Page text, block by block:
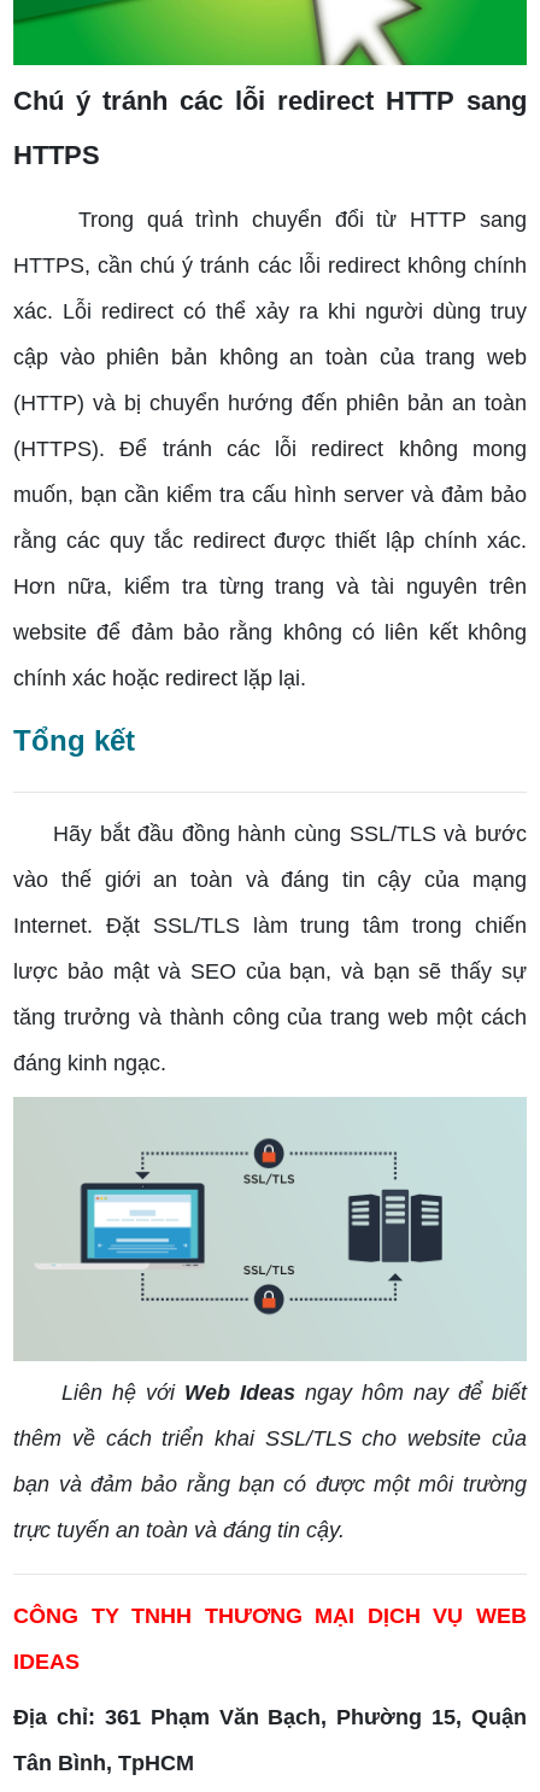
Chú ý tránh các lỗi redirect HTTP sang
HTTPS
Trong quá trình chuyển đổi từ HTTP sang
HTTPS, cần chú ý tránh các lỗi redirect không chính
xác. Lỗi redirect có thể xảy ra khi người dùng truy
cập vào phiên bản không an toàn của trang web
(HTTP) và bị chuyển hướng đến phiên bản an toàn
(HTTPS). Để tránh các lỗi redirect không mong
muốn, bạn cần kiểm tra cấu hình server và đảm bảo
rằng các quy tắc redirect được thiết lập chính xác.
Hơn nữa, kiểm tra từng trang và tài nguyên trên
website để đảm bảo rằng không có liên kết không
chính xác hoặc redirect lặp lại.
Tổng kết
Hãy bắt đầu đồng hành cùng SSL/TLS và bước
vào thế giới an toàn và đáng tin cậy của mạng
Internet. Đặt SSL/TLS làm trung tâm trong chiến
lược bảo mật và SEO của bạn, và bạn sẽ thấy sự
tăng trưởng và thành công của trang web một cách
đáng kinh ngạc.
Liên hệ với Web Ideasngay hôm nay để biết
thêm về cách triển khai SSL/TLS cho website của
bạn và đảm bảo rằng bạn có được một môi trường
trực tuyến an toàn và đáng tin cậy.
CÔNG TY TNHH THƯƠNG MẠI DỊCH VỤ WEB
IDEAS
Địa chỉ: 361 Phạm Văn Bạch, Phường 15, Quận
Tân Bình, TpHCM